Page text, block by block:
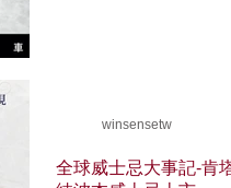
全球威士忌大事記-肯
winsensetw